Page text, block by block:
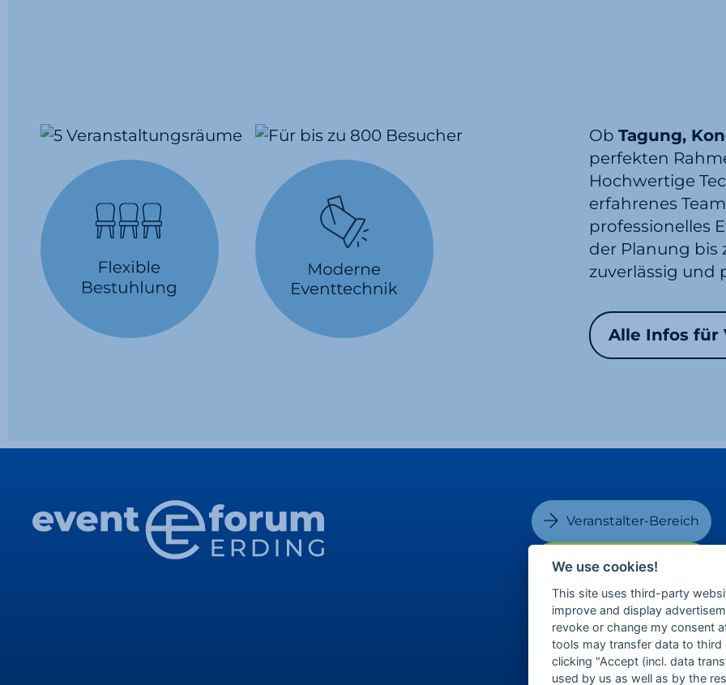
Ob Tagung,
perfekten
Hochwertige
erfahrenes
professionelles
der Planung bis
zuverlässig und
Alle Infos für
Veranstalter-Bereich
Besucher-Bereich
We use cookies!
This site uses third-party
improve and display
revoke or change my consent
tools may transfer data to third
clicking "Accept (incl. data
used by us as well as by the